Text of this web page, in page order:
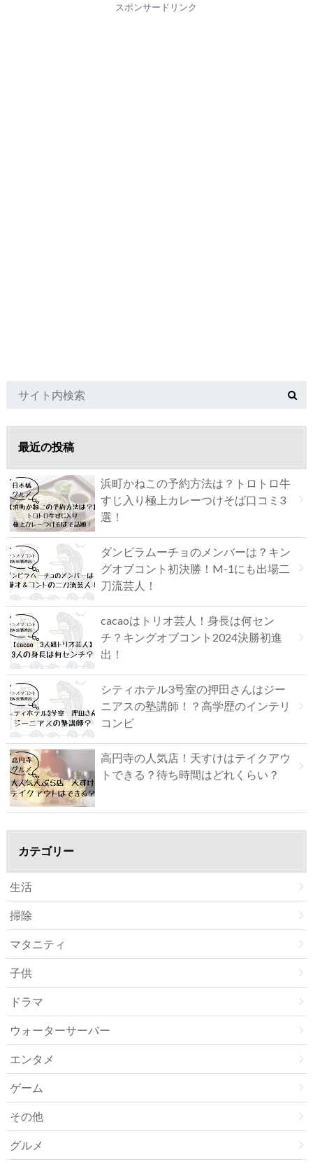
スポンサードリンク
最近の投稿
浜町かねこの予約方法は？トロトロ牛
すじ入り極上カレーつけそば口コミ3
選！
ダンビラムーチョのメンバーは？キン
グオブコント初決勝！M-1にも出場二
刀流芸人！
cacaoはトリオ芸人！身長は何セン
チ？キングオブコント2024決勝初進
出！
シティホテル3号室の押田さんはジー
ニアスの塾講師！？高学歴のインテリ
コンビ
高円寺の人気店！天すけはテイクアウ
トできる？待ち時間はどれくらい？
カテゴリー
生活
掃除
マタニティ
子供
ドラマ
ウォーターサーバー
エンタメ
ゲーム
その他
グルメ